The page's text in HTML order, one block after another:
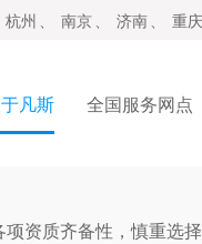
杭州 、 南京 、 济南 、 重庆
凡斯 全国服务网点
项资质齐备性，慎重选